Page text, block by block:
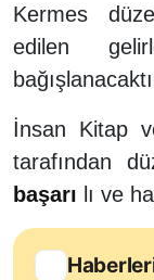
Kermes
edilen
İnsan Kitap
tarafından
başarı lı ve